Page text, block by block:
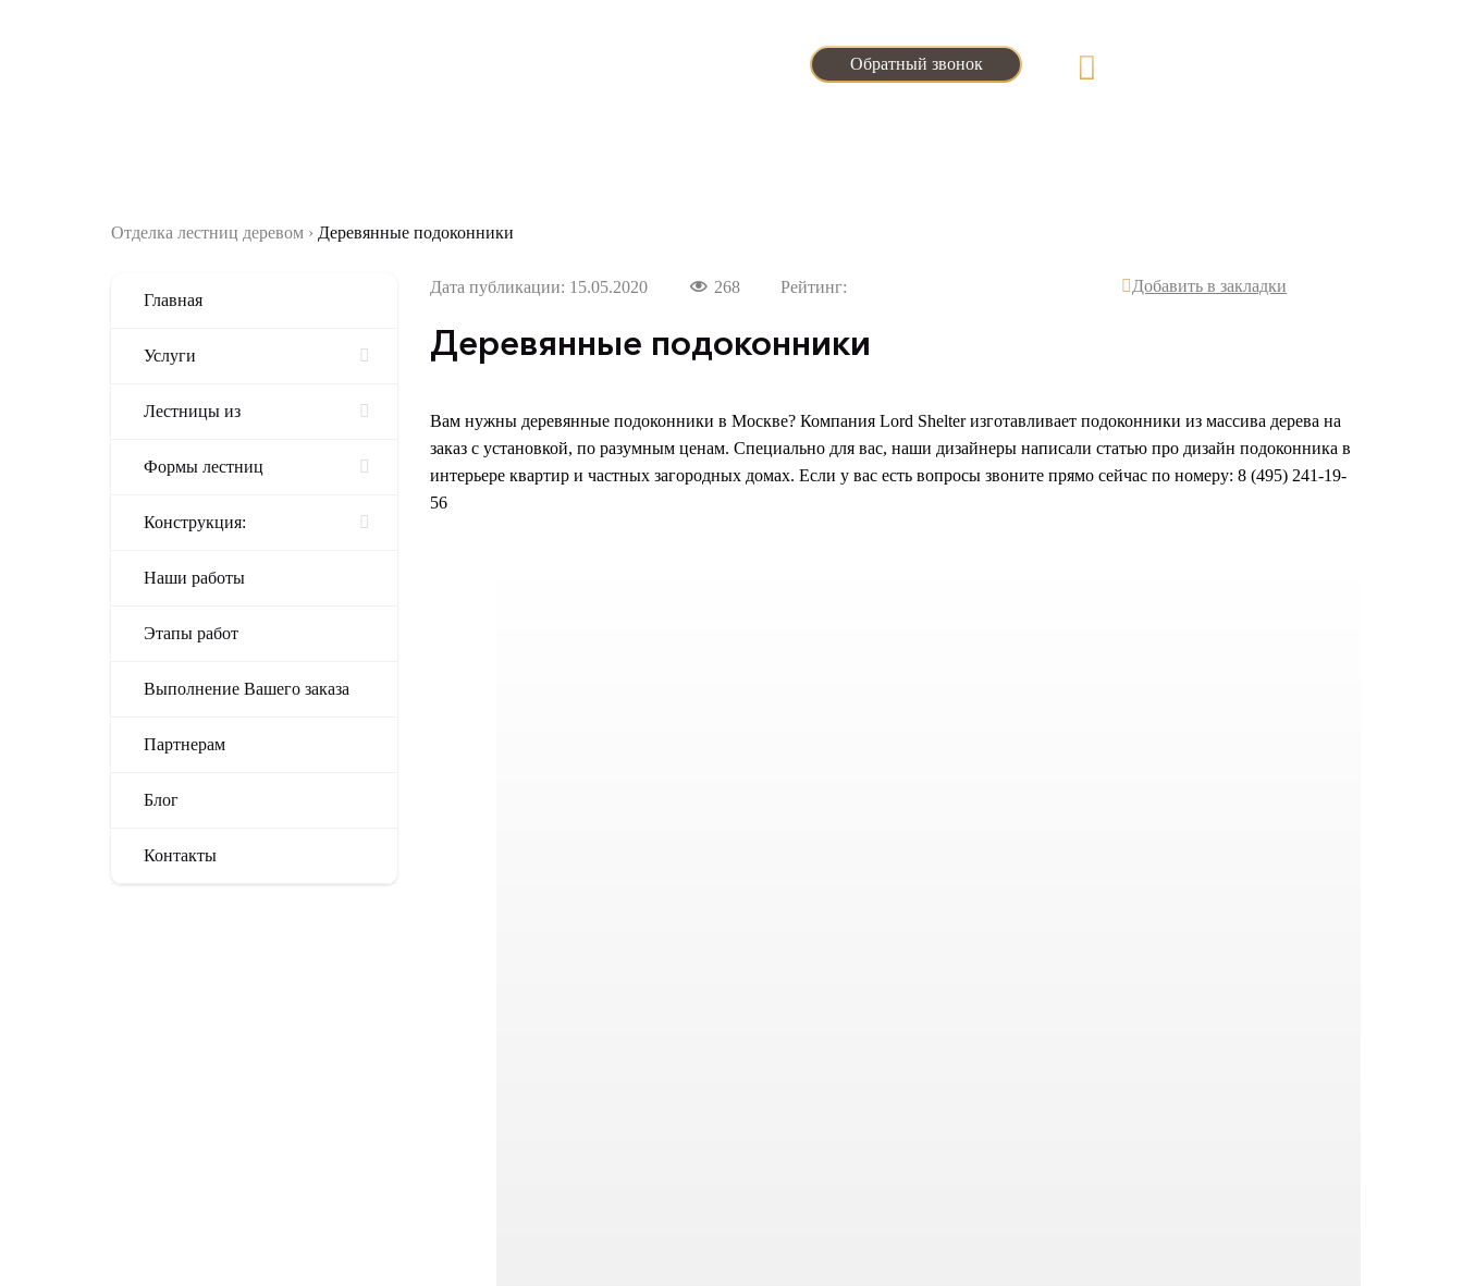
Обратный звонок 
Отделка лестниц деревом › Деревянные подоконники
Главная
Услуги
Лестницы из
Формы лестниц
Конструкция:
Наши работы
Этапы работ
Выполнение Вашего заказа
Партнерам
Блог
Контакты
Дата публикации: 15.05.2020 268 Рейтинг:  Добавить в закладки
Деревянные подоконники
Вам нужны деревянные подоконники в Москве? Компания Lord Shelter изготавливает подоконники из массива дерева на
заказ с установкой, по разумным ценам. Специально для вас, наши дизайнеры написали статью про дизайн подоконника в
интерьере квартир и частных загородных домах. Если у вас есть вопросы звоните прямо сейчас по номеру: 8 (495) 241-19-
56